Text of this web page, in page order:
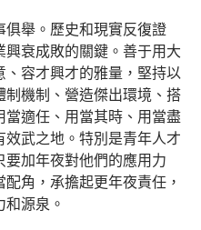
俱舉。歷史和現實反復證
衰成敗的關鍵。善于用大
容才興才的雅量，堅持以
機制、營造傑出環境、搭
適任、用當其時、用當盡
武之地。特別是青年人才
加年夜對他們的應用力
角，承擔起更年夜責任，
源泉。